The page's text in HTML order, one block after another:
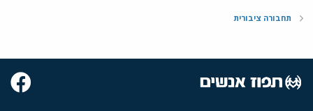
במאבקה בעובדים השובתים. זוהי התערבות עקיפה במאבק
ואח', פס"ד מיום 3.3.05. השופטים אדלר, צור, וירט-לבנה, נ"ע בן
תחבורה ציבורית